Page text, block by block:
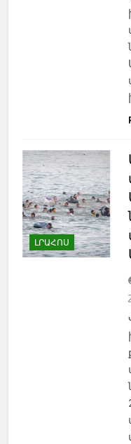
ԼՐԱՀՈՍ